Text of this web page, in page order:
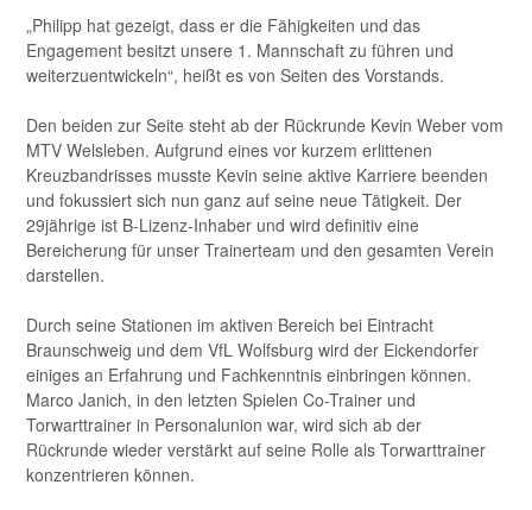
„Philipp hat gezeigt, dass er die Fähigkeiten und das
Engagement besitzt unsere 1. Mannschaft zu führen und
weiterzuentwickeln“, heißt es von Seiten des Vorstands.
Den beiden zur Seite steht ab der Rückrunde Kevin Weber vom
MTV Welsleben. Aufgrund eines vor kurzem erlittenen
Kreuzbandrisses musste Kevin seine aktive Karriere beenden
und fokussiert sich nun ganz auf seine neue Tätigkeit. Der
29jährige ist B-Lizenz-Inhaber und wird definitiv eine
Bereicherung für unser Trainerteam und den gesamten Verein
darstellen.
Durch seine Stationen im aktiven Bereich bei Eintracht
Braunschweig und dem VfL Wolfsburg wird der Eickendorfer
einiges an Erfahrung und Fachkenntnis einbringen können.
Marco Janich, in den letzten Spielen Co-Trainer und
Torwarttrainer in Personalunion war, wird sich ab der
Rückrunde wieder verstärkt auf seine Rolle als Torwarttrainer
konzentrieren können.